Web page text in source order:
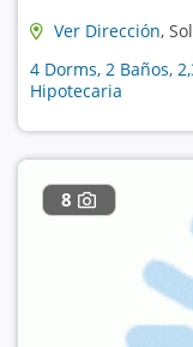
Ver Dirección,
4 Dorms, 2 Baños,
Hipotecaria
8